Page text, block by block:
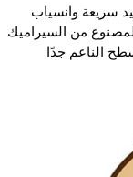
سريعة وانسياب
من السيراميك
الناعم جدًا